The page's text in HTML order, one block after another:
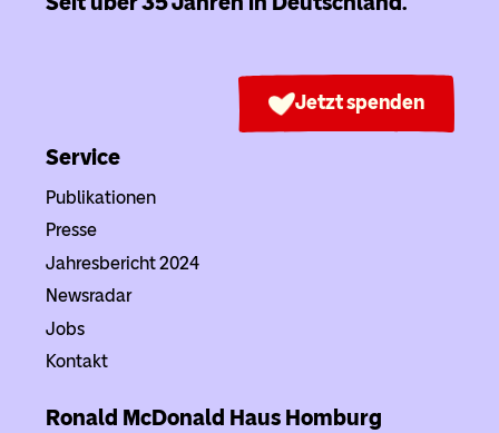
Jetzt spenden
Service
Publikationen
Presse
Jahresbericht 2024
Newsradar
Jobs
Kontakt
Ronald McDonald Haus Homburg